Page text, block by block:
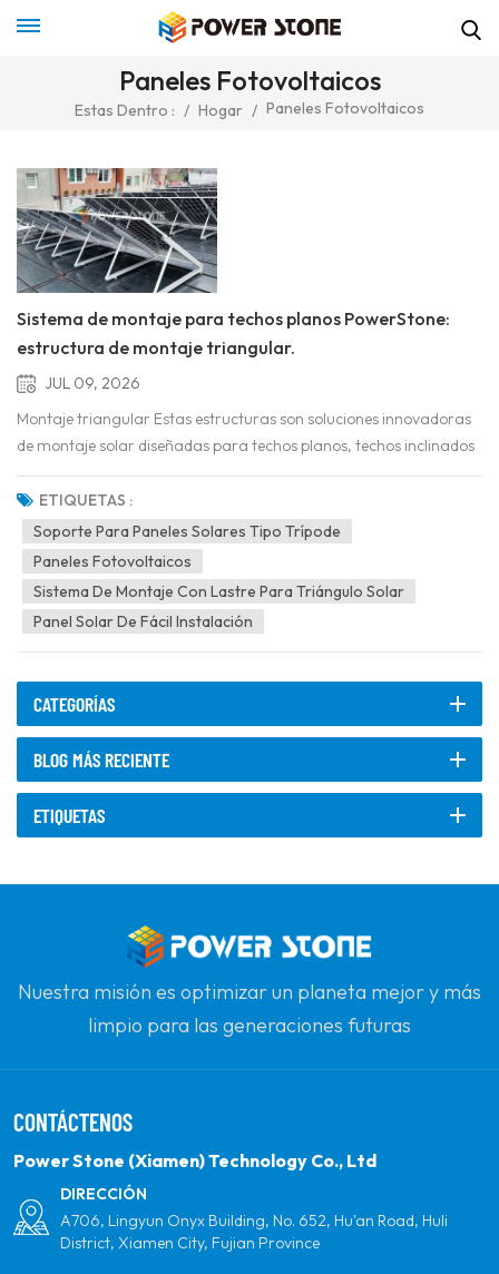
Paneles Fotovoltaicos
Estas Dentro : / Hogar / Paneles Fotovoltaicos
Sistema de montaje para techos planos PowerStone:
estructura de montaje triangular.
JUL 09, 2026
Montaje triangular Estas estructuras son soluciones innovadoras
de montaje solar diseñadas para techos planos, techos inclinados
e instalaciones en el suelo. Estos sistemas cuentan con un diseño de
soporte triangular que proporciona estabilidad, adaptabilidad y
facilidad de instalación, a la vez que...
ETIQUETAS :
Soporte Para Paneles Solares Tipo Trípode
Paneles Fotovoltaicos
Sistema De Montaje Con Lastre Para Triángulo Solar
Panel Solar De Fácil Instalación
CATEGORÍAS
BLOG MÁS RECIENTE
ETIQUETAS
Nuestra misión es optimizar un planeta mejor y más
limpio para las generaciones futuras
energía limpia y su socio global más confiable para la
calidad, la profesionalidad y la innovación.
CONTÁCTENOS
Power Stone (Xiamen) Technology Co., Ltd
DIRECCIÓN
A706, Lingyun Onyx Building, No. 652, Hu'an Road, Huli
District, Xiamen City, Fujian Province